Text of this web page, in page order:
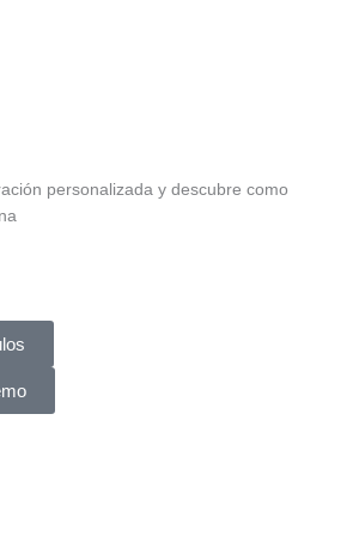
personalizada y descubre como